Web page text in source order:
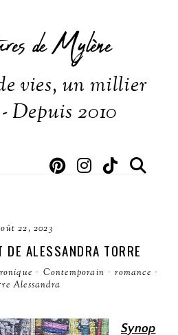
de Mylène
vies, un millier
Depuis 2010
22, 2023
ALESSANDRA TORRE
· Contemporain · romance ·
Alessandra
Synop